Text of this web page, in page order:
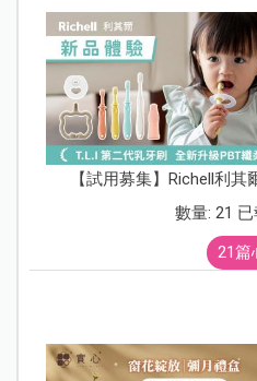
【試用募集】Richell利其
數量: 21
21篇